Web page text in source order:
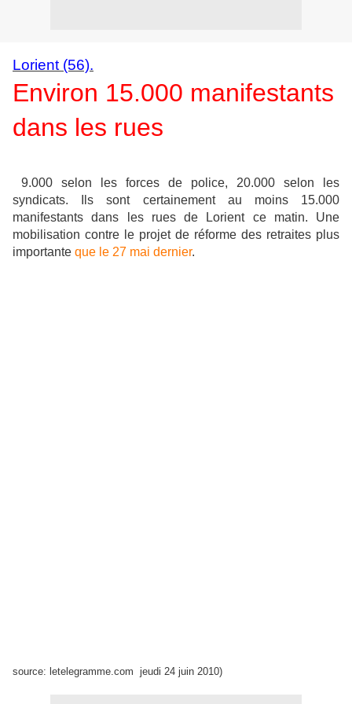
Lorient (56).
Environ 15.000 manifestants
dans les rues
9.000 selon les forces de police, 20.000 selon les
syndicats. Ils sont certainement au moins 15.000
manifestants dans les rues de Lorient ce matin. Une
mobilisation contre le projet de réforme des retraites plus
importante que le 27 mai dernier.
source: letelegramme.com jeudi 24 juin 2010)